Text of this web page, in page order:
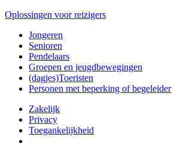
Oplossingen voor reizigers
Jongeren
Senioren
Pendelaars
Groepen en jeugdbewegingen
(dagjes)Toeristen
Personen met beperking of begeleider
Zakelijk
Privacy
Toegankelijkheid